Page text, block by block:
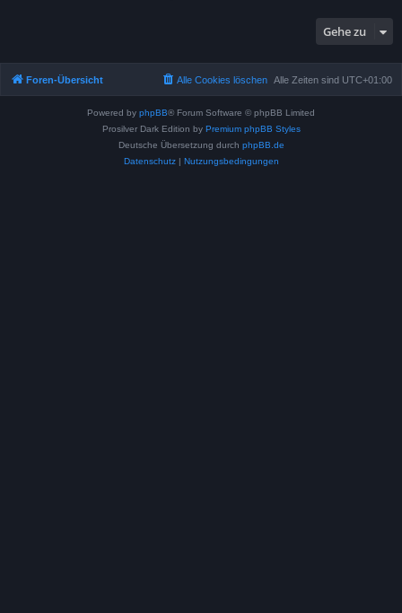
Gehe zu
Foren-Übersicht Alle Zeiten sind UTC+01:00
Alle Cookies löschen
Powered by phpBB® Forum Software © phpBB Limited
Prosilver Dark Edition by Premium phpBB Styles
Deutsche Übersetzung durch phpBB.de
Datenschutz| Nutzungsbedingungen